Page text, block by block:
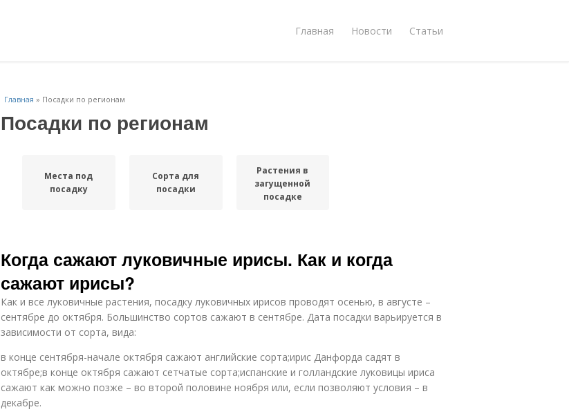
Главная Новости Статьи
Главная » Посадки по регионам
Посадки по регионам
Места под
посадку
Сорта для
посадки
Растения в
загущенной
посадке
Когда сажают луковичные ирисы. Как и когда
сажают ирисы?
Как и все луковичные растения, посадку луковичных ирисов проводят осенью, в августе –
сентябре до октября. Большинство сортов сажают в сентябре. Дата посадки варьируется в
зависимости от сорта, вида:
в конце сентября-начале октября сажают английские сорта;ирис Данфорда садят в
октябре;в конце октября сажают сетчатые сорта;испанские и голландские луковицы ириса
сажают как можно позже – во второй половине ноября или, если позволяют условия – в
декабре.